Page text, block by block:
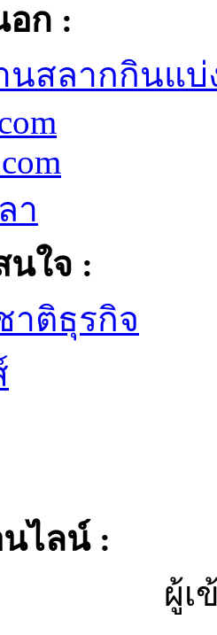
อก :
นสลากกินแบ่
า
ใจ :
าติธุรกิจ
ไลน์ :
ผู้เ